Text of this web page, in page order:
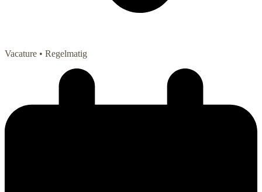
Vacature • Regelmatig